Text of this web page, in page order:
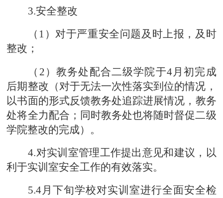
3.安全整改
（ 1）对于严重安全问题及时上报，及时
整改；
（ 2）教务处配合二级学院于4月初完成
后期整改（对于无法一次性落实到位的情况，
以书面的形式反馈教务处追踪进展情况，教务
处将全力配合；同时教务处也将随时督促二级
学院整改的完成）。
4.对实训室管理工作提出意见和建议，以
利于实训室安全工作的有效落实。
5.4月下旬学校对实训室进行全面安全检